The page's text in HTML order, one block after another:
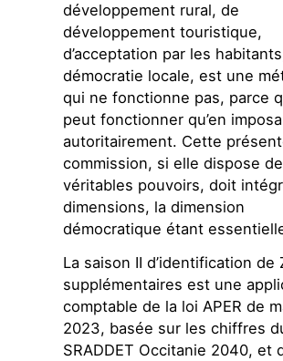
développement rural, de
développement touristique,
d’acceptation par les
démocratie locale, est une
qui ne fonctionne pas, parce
peut fonctionner qu’en
autoritairement. Cette
commission, si elle dispose de
véritables pouvoirs, doit
dimensions, la dimension
démocratique étant
La saison II d’identification de
supplémentaires est une
comptable de la loi APER de
2023, basée sur les chiffres
SRADDET Occitanie 2040, et